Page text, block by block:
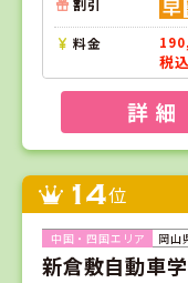
割引
料金
税
詳 細
14位
岡山
新倉敷自動車